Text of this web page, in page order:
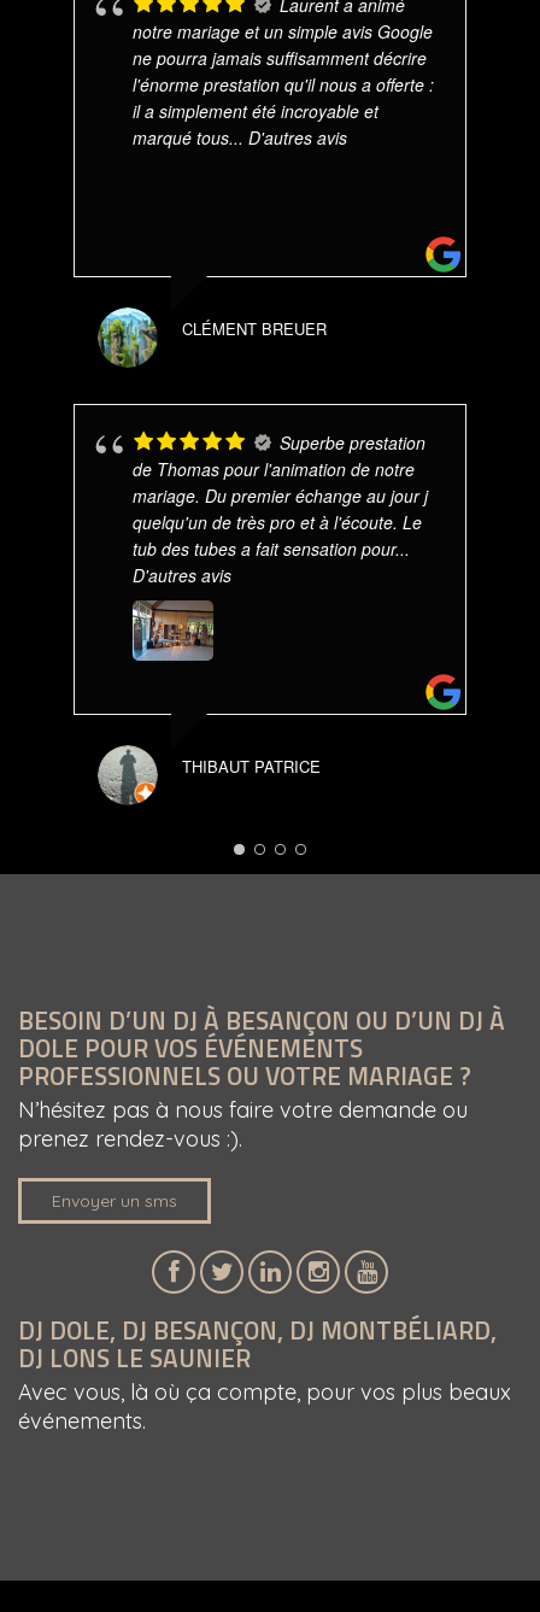
notre mariage et un simple avis Google
ne pourra jamais suffisamment décrire
l'énorme prestation qu'il nous a offerte :
il a simplement été incroyable et
marqué tous... D'autres avis
CLÉMENT BREUER
Superbe prestation
de Thomas pour l'animation de notre
mariage. Du premier échange au jour j
quelqu'un de très pro et à l'écoute. Le
tub des tubes a fait sensation pour...
D'autres avis
THIBAUT PATRICE
BESOIN D’UN DJ À BESANÇON OU D’UN DJ À
DOLE POUR VOS ÉVÉNEMENTS
PROFESSIONNELS OU VOTRE MARIAGE ?
N’hésitez pas à nous faire votre demande ou
prenez rendez-vous :).
Envoyer un sms
DJ DOLE, DJ BESANÇON, DJ MONTBÉLIARD,
DJ LONS LE SAUNIER
Avec vous, là où ça compte, pour vos plus beaux
événements.